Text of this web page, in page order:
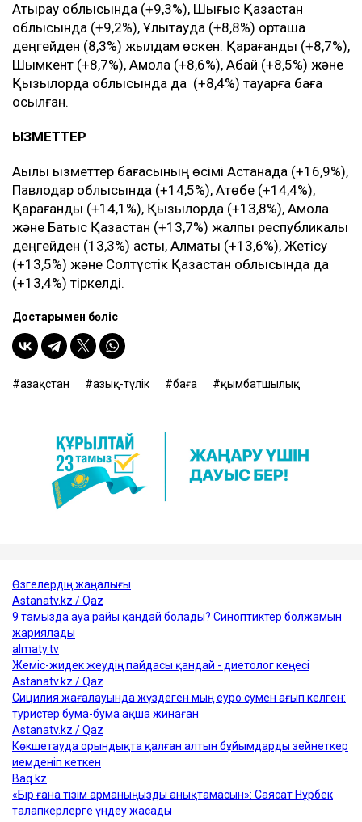
Атырау облысында (+9,3%), Шығыс Қазақстан
облысында (+9,2%), Ұлытауда (+8,8%) орташа
деңгейден (8,3%) жылдам өскен. Қарағанды (+8,7%),
Шымкент (+8,7%), Ақмола (+8,6%), Абай (+8,5%) және
Қызылорда облысында да (+8,4%) тауарға баға
қосылған.
ҚЫЗМЕТТЕР
Ақылы қызметтер бағасының өсімі Астанада (+16,9%),
Павлодар облысында (+14,5%), Ақтөбе (+14,4%),
Қарағанды (+14,1%), Қызылорда (+13,8%), Ақмола
және Батыс Қазақстан (+13,7%) жалпы республикалық
деңгейден (13,3%) асты, Алматы (+13,6%), Жетісу
(+13,5%) және Солтүстік Қазақстан облысында да
(+13,4%) тіркелді.
Достарыңмен бөліс
Қазақстан азық-түлік баға қымбатшылық